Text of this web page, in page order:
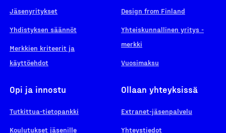
Jäsenyritykset
Yhdistyksen säännöt
Merkkien kriteerit ja
käyttöehdot
Design from Finland
Yhteiskunnallinen yritys -
merkki
Vuosimaksu
Opi ja innostu
Tutkittua-tietopankki
Koulutukset jäsenille
Ollaan yhteyksissä
Extranet-jäsenpalvelu
Yhteystiedot